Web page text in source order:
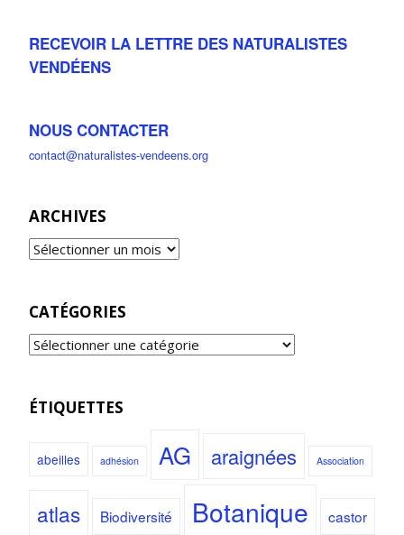
RECEVOIR LA LETTRE DES NATURALISTES
VENDÉENS
NOUS CONTACTER
contact@naturalistes-vendeens.org
ARCHIVES
CATÉGORIES
ÉTIQUETTES
abeilles adhésion AG araignées Association
atlas Biodiversité Botanique castor